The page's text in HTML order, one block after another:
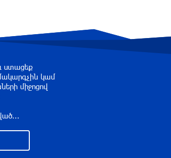
о дровах? «Паст»
ստացեք
կամ
միջոցով